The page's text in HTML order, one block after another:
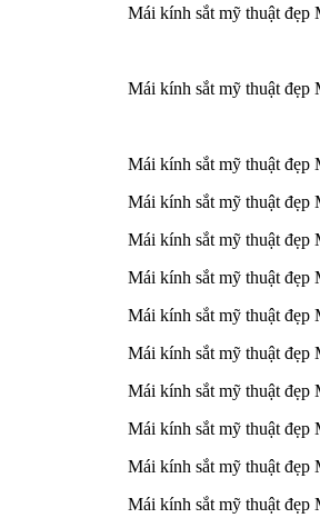
Mái kính sắt mỹ thuật đẹp
Mái kính sắt mỹ thuật đẹp
Mái kính sắt mỹ thuật đẹp
Mái kính sắt mỹ thuật đẹp
Mái kính sắt mỹ thuật đẹp
Mái kính sắt mỹ thuật đẹp
Mái kính sắt mỹ thuật đẹp
Mái kính sắt mỹ thuật đẹp
Mái kính sắt mỹ thuật đẹp
Mái kính sắt mỹ thuật đẹp
Mái kính sắt mỹ thuật đẹp
Mái kính sắt mỹ thuật đẹp